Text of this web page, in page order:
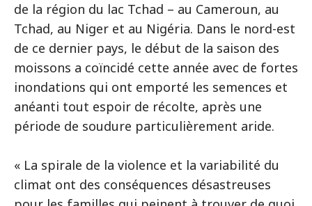
de la région du lac Tchad – au Cameroun, au
Tchad, au Niger et au Nigéria. Dans le nord-est
de ce dernier pays, le début de la saison des
moissons a coïncidé cette année avec de fortes
inondations qui ont emporté les semences et
anéanti tout espoir de récolte, après une
période de soudure particulièrement aride.
« La spirale de la violence et la variabilité du
climat ont des conséquences désastreuses